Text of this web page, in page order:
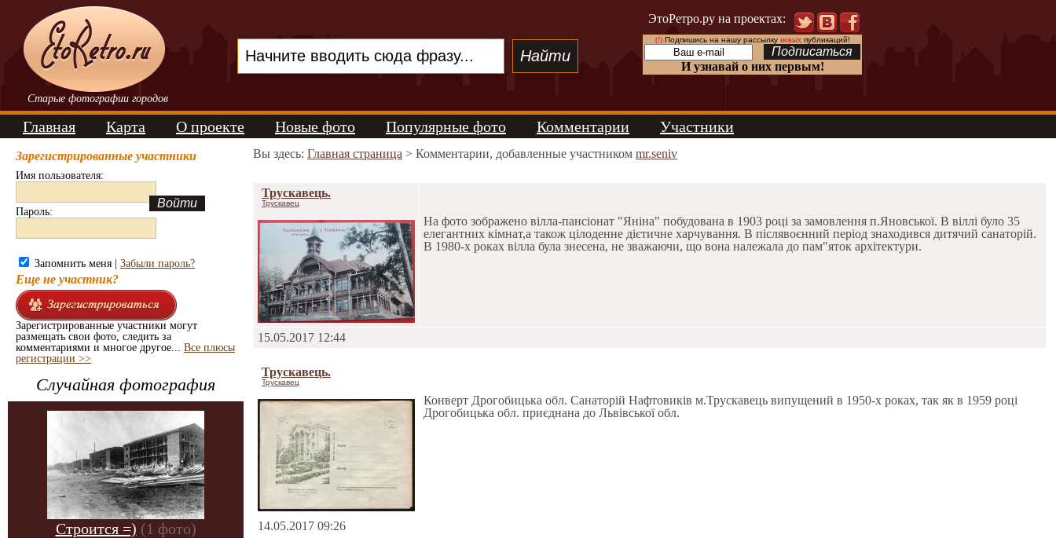
Старые фотографии городов
ЭтоРетро.ру на проектах:
(!)Подпишись на нашу рассылку новыхпубликаций!
И узнавай о них первым!
Главная Карта О проекте Новые фото Популярные фото Комментарии Участники
Зарегистрированные участники
Имя пользователя:
Пароль:
Запомнить меня | Забыли пароль?
Еще не участник?
Зарегистрированные участники могут
размещать свои фото, следить за
комментариями и многое другое... Все плюсы
регистрации >>
Случайная фотография
Строится =) (1 фото)
Вы здесь: Главная страница > Комментарии, добавленные участником mr.seniv
Трускавець.
Трускавец
На фото зображено вілла-пансіонат "Яніна" побудована в 1903 році за замовлення п.Яновської. В віллі було 35
елегантних кімнат,а також цілоденне дієтичне харчування. В післявоєнний період знаходився дитячий санаторій.
В 1980-х роках вілла була знесена, не зважаючи, що вона належала до пам"яток архітектури.
15.05.2017 12:44
Трускавець.
Трускавец
Конверт Дрогобицька обл. Санаторій Нафтовиків м.Трускавець випущений в 1950-х роках, так як в 1959 році
Дрогобицька обл. приєднана до Львівської обл.
14.05.2017 09:26